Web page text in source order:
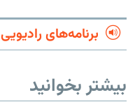
برنامه‌های رادیویی
بیشتر بخوانید